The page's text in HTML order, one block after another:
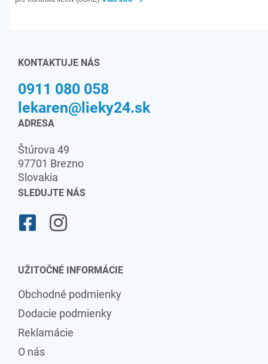
KONTAKTUJE NÁS
0911 080 058
lekaren@lieky24.sk
ADRESA
Štúrova 49
97701 Brezno
Slovakia
SLEDUJTE NÁS
UŽITOČNÉ INFORMÁCIE
Obchodné podmienky
Dodacie podmienky
Reklamácie
O nás